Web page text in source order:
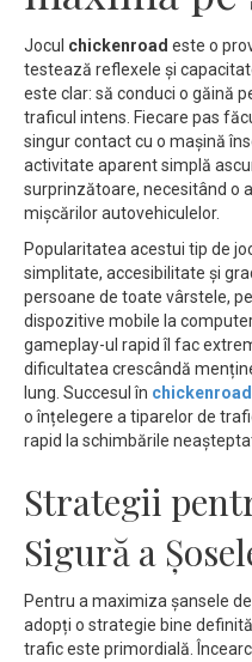
Jocul chickenroad este o
testează reflexele și
este clar: să conduci o găină
traficul intens. Fiecare pas
singur contact cu o mașină
activitate aparent simplă
surprinzătoare, necesitând o
mișcărilor autovehiculelor.
Popularitatea acestui tip de
simplitate, accesibilitate și
persoane de toate vârstele,
dispozitive mobile la
gameplay-ul rapid îl fac
dificultatea crescândă
lung. Succesul în chickenroad
o înțelegere a tiparelor de
rapid la schimbările
Strategii
Sigură a
Pentru a maximiza șansele
adopți o strategie bine
trafic este primordială.